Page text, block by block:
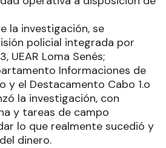
la investigación, se
policial integrada por
UEAR Loma Senés;
Informaciones de
y el Destacamento Cabo 1.o
la investigación, con
y tareas de campo
lo que realmente sucedió y
dinero.